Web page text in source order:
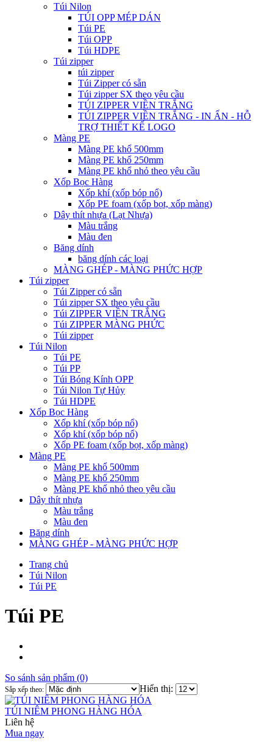
Túi Nilon
TÚI OPP MÉP DÁN
Túi PE
Túi OPP
Túi HDPE
Túi zipper
túi zipper
Túi Zipper có sẵn
Túi zipper SX theo yêu cầu
TÚI ZIPPER VIỀN TRẮNG
TÚI ZIPPER VIỀN TRẮNG - IN ẤN - HỖ
TRỢ THIẾT KẾ LOGO
Màng PE
Màng PE khổ 500mm
Màng PE khổ 250mm
Màng PE khổ nhỏ theo yêu cầu
Xốp Bọc Hàng
Xốp khí (xốp bóp nổ)
Xốp PE foam (xốp bọt, xốp màng)
Dây thít nhựa (Lạt Nhựa)
Màu trắng
Màu đen
Băng dính
băng dính các loại
MÀNG GHÉP - MÀNG PHỨC HỢP
Túi zipper
Túi Zipper có sẵn
Túi zipper SX theo yêu cầu
Túi ZIPPER VIỀN TRẮNG
Túi ZIPPER MÀNG PHỨC
Túi zipper
Túi Nilon
Túi PE
Túi PP
Túi Bóng Kính OPP
Túi Nilon Tự Hủy
Túi HDPE
Xốp Bọc Hàng
Xốp khí (xốp bóp nổ)
Xốp khí (xốp bóp nổ)
Xốp PE foam (xốp bọt, xốp màng)
Màng PE
Màng PE khổ 500mm
Màng PE khổ 250mm
Màng PE khổ nhỏ theo yêu cầu
Dây thít nhựa
Màu trắng
Màu đen
Băng dính
MÀNG GHÉP - MÀNG PHỨC HỢP
Trang chủ
Túi Nilon
Túi PE
Túi PE
So sánh sản phẩm (0)
Sắp xếp theo: Hiển thị:
TÚI NIÊM PHONG HÀNG HÓA
Liên hệ
Mua ngay